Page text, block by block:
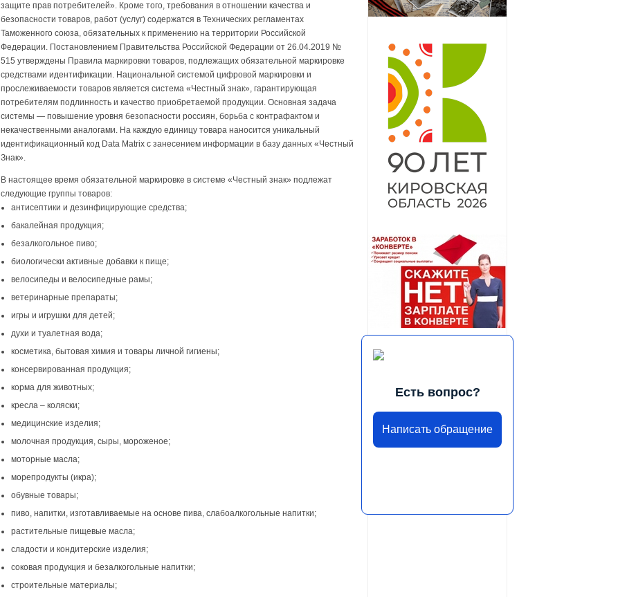
защите прав потребителей». Кроме того, требования в отношении качества и
безопасности товаров, работ (услуг) содержатся в Технических регламентах
Таможенного союза, обязательных к применению на территории Российской
Федерации. Постановлением Правительства Российской Федерации от 26.04.2019 №
515 утверждены Правила маркировки товаров, подлежащих обязательной маркировке
средствами идентификации. Национальной системой цифровой маркировки и
прослеживаемости товаров является система «Честный знак», гарантирующая
потребителям подлинность и качество приобретаемой продукции. Основная задача
системы — повышение уровня безопасности россиян, борьба с контрафактом и
некачественными аналогами. На каждую единицу товара наносится уникальный
идентификационный код Data Matrix с занесением информации в базу данных «Честный
Знак».
В настоящее время обязательной маркировке в системе «Честный знак» подлежат
следующие группы товаров:
антисептики и дезинфицирующие средства;
бакалейная продукция;
безалкогольное пиво;
биологически активные добавки к пище;
велосипеды и велосипедные рамы;
ветеринарные препараты;
игры и игрушки для детей;
духи и туалетная вода;
косметика, бытовая химия и товары личной гигиены;
консервированная продукция;
корма для животных;
кресла – коляски;
медицинские изделия;
молочная продукция, сыры, мороженое;
моторные масла;
морепродукты (икра);
обувные товары;
пиво, напитки, изготавливаемые на основе пива, слабоалкогольные напитки;
растительные пищевые масла;
сладости и кондитерские изделия;
соковая продукция и безалкогольные напитки;
строительные материалы;
Есть вопрос?
Написать обращение